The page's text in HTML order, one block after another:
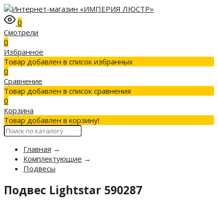
0
Смотрели
0
Избранное
Товар добавлен в список избранных
0
Сравнение
Товар добавлен в список сравнения
0
Корзина
Товар добавлен в корзину!
Главная →
Комплектующие →
Подвесы
Подвес Lightstar 590287